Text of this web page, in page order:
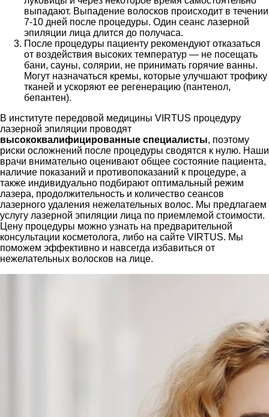
выпадают. Выпадение волосков происходит в течении
7-10 дней после процедуры. Один сеанс лазерной
эпиляции лица длится до получаса.
После процедуры пациенту рекомендуют отказаться
от воздействия высоких температур — не посещать
бани, сауны, солярии, не принимать горячие ванны.
Могут назначаться кремы, которые улучшают трофику
тканей и ускоряют ее регенерацию (пантенол,
бепантен).
В институте передовой медицины VIRTUS процедуру
лазерной эпиляции проводят
высококвалифицированные специалисты, поэтому
риски осложнений после процедуры сводятся к нулю. Наши
врачи внимательно оценивают общее состояние пациента,
наличие показаний и противопоказаний к процедуре, а
также индивидуально подбирают оптимальный режим
лазера, продолжительность и количество сеансов
лазерного удаления нежелательных волос. Мы предлагаем
услугу лазерной эпиляции лица по приемлемой стоимости.
Цену процедуры можно узнать на предварительной
консультации косметолога, либо на сайте VIRTUS. Мы
поможем эффективно и навсегда избавиться от
нежелательных волосков на лице.